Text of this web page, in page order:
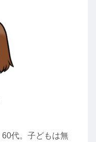
代。子どもは無